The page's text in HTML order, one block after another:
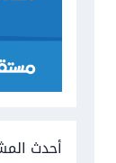
أحدث